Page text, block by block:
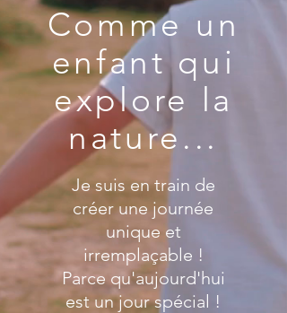
Comme un
enfant qui
explore la
nature...
Je suis en train de
créer une journée
unique et
irremplaçable !
Parce qu'aujourd'hui
est un jour spécial !